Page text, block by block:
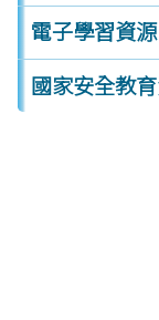
電子學習資源
國家安全教